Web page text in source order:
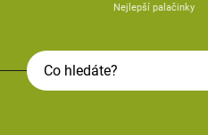
Nejlepší palačinky